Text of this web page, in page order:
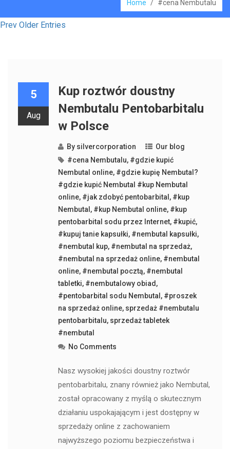
Home / #cena Nembutalu
Prev Older Entries
5
Aug
Kup roztwór doustny
Nembutalu Pentobarbitalu
w Polsce
By silvercorporation
Our blog
#cena Nembutalu, #gdzie kupić
Nembutal online, #gdzie kupię Nembutal?
#gdzie kupić Nembutal #kup Nembutal
online, #jak zdobyć pentobarbital , #kup
Nembutal , #kup Nembutal online, #kup
pentobarbital sodu przez Internet, #kupić,
#kupuj tanie kapsułki, #nembutal kapsułki,
#nembutal kup, #nembutal na sprzedaż,
#nembutal na sprzedaż online, #nembutal
online, #nembutal pocztą, #nembutal
tabletki, #nembutalowy obiad ,
#pentobarbital sodu Nembutal , #proszek
na sprzedaż online, sprzedaż #nembutalu
pentobarbitalu, sprzedaż tabletek
#nembutal
No Comments
Nasz wysokiej jakości doustny roztwór
pentobarbitalu, znany również jako Nembutal,
został opracowany z myślą o skutecznym
działaniu uspokajającym i jest dostępny w
sprzedaży online z zachowaniem
najwyższego poziomu bezpieczeństwa i